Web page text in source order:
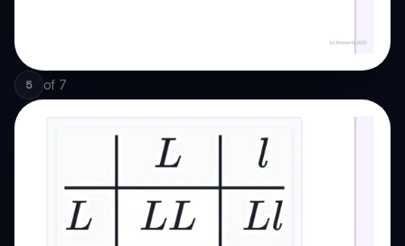
5 of 7